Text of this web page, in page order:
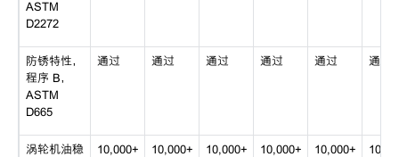
ASTM
D2272
防锈特性，
程序 B，
ASTM
D665
通过 通过 通过 通过 通过 通过
涡轮机油稳
10,000+ 10,000+ 10,000+ 10,000+ 10,000+